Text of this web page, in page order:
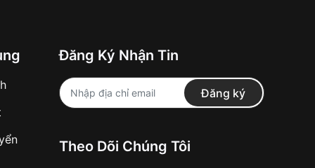
Đăng Ký Nhận Tin
Đăng ký
Theo Dõi Chúng Tôi